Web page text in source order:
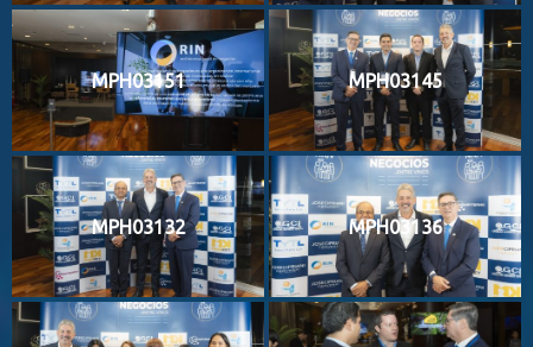
MPH03151 MPH03145
MPH03132 MPH03136